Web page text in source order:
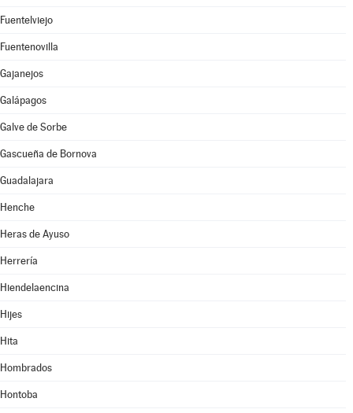
Fuentelviejo
Fuentenovilla
Gajanejos
Galápagos
Galve de Sorbe
Gascueña de Bornova
Guadalajara
Henche
Heras de Ayuso
Herrería
Hiendelaencina
Hijes
Hita
Hombrados
Hontoba